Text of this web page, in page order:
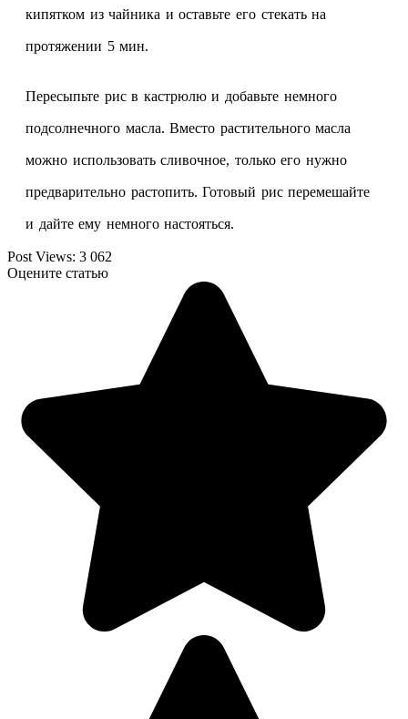
кипятком из чайника и оставьте его стекать на
протяжении 5 мин.
Пересыпьте рис в кастрюлю и добавьте немного
подсолнечного масла. Вместо растительного масла
можно использовать сливочное, только его нужно
предварительно растопить. Готовый рис перемешайте
и дайте ему немного настояться.
Post Views: 3 062
Оцените статью